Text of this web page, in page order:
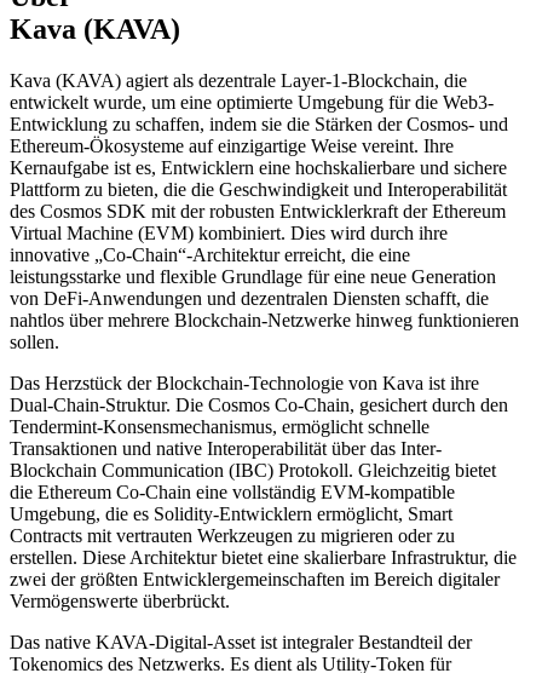
Kava (KAVA)
Kava (KAVA) agiert als dezentrale Layer-1-Blockchain, die
entwickelt wurde, um eine optimierte Umgebung für die Web3-
Entwicklung zu schaffen, indem sie die Stärken der Cosmos- und
Ethereum-Ökosysteme auf einzigartige Weise vereint. Ihre
Kernaufgabe ist es, Entwicklern eine hochskalierbare und sichere
Plattform zu bieten, die die Geschwindigkeit und Interoperabilität
des Cosmos SDK mit der robusten Entwicklerkraft der Ethereum
Virtual Machine (EVM) kombiniert. Dies wird durch ihre
innovative „Co-Chain“-Architektur erreicht, die eine
leistungsstarke und flexible Grundlage für eine neue Generation
von DeFi-Anwendungen und dezentralen Diensten schafft, die
nahtlos über mehrere Blockchain-Netzwerke hinweg funktionieren
sollen.
Das Herzstück der Blockchain-Technologie von Kava ist ihre
Dual-Chain-Struktur. Die Cosmos Co-Chain, gesichert durch den
Tendermint-Konsensmechanismus, ermöglicht schnelle
Transaktionen und native Interoperabilität über das Inter-
Blockchain Communication (IBC) Protokoll. Gleichzeitig bietet
die Ethereum Co-Chain eine vollständig EVM-kompatible
Umgebung, die es Solidity-Entwicklern ermöglicht, Smart
Contracts mit vertrauten Werkzeugen zu migrieren oder zu
erstellen. Diese Architektur bietet eine skalierbare Infrastruktur, die
zwei der größten Entwicklergemeinschaften im Bereich digitaler
Vermögenswerte überbrückt.
Das native KAVA-Digital-Asset ist integraler Bestandteil der
Tokenomics des Netzwerks. Es dient als Utility-Token für